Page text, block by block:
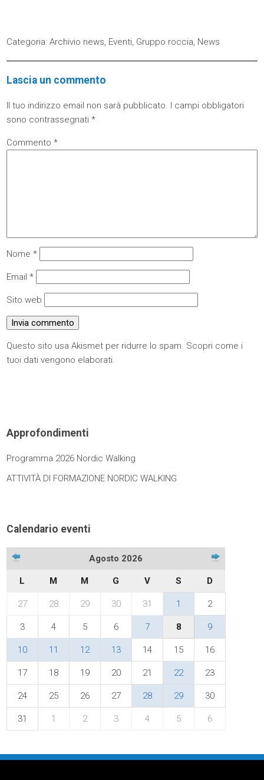
Categoria:Archivio news, Eventi, Gruppo roccia, News
Lascia un commento
Il tuo indirizzo email non sarà pubblicato. I campi obbligatori
sono contrassegnati*
Commento*
Nome*
Email*
Sito web
Questo sito usa Akismet per ridurre lo spam. Scopri come i
tuoi dati vengono elaborati.
Approfondimenti
Programma 2026 Nordic Walking
ATTIVITÀ DI FORMAZIONE NORDIC WALKING
Calendario eventi
Agosto 2026
L M M G V S D
27 28 29 30 31 1 2
3 4 5 6 7 8 9
10 11 12 13 14 15 16
17 18 19 20 21 22 23
24 25 26 27 28 29 30
31 1 2 3 4 5 6